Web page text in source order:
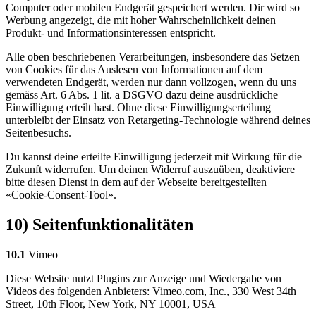
Computer oder mobilen Endgerät gespeichert werden. Dir wird so
Werbung angezeigt, die mit hoher Wahrscheinlichkeit deinen
Produkt- und Informationsinteressen entspricht.
Alle oben beschriebenen Verarbeitungen, insbesondere das Setzen
von Cookies für das Auslesen von Informationen auf dem
verwendeten Endgerät, werden nur dann vollzogen, wenn du uns
gemäss Art. 6 Abs. 1 lit. a DSGVO dazu deine ausdrückliche
Einwilligung erteilt hast. Ohne diese Einwilligungserteilung
unterbleibt der Einsatz von Retargeting-Technologie während deines
Seitenbesuchs.
Du kannst deine erteilte Einwilligung jederzeit mit Wirkung für die
Zukunft widerrufen. Um deinen Widerruf auszuüben, deaktiviere
bitte diesen Dienst in dem auf der Webseite bereitgestellten
«Cookie-Consent-Tool».
10) Seitenfunktionalitäten
10.1 Vimeo
Diese Website nutzt Plugins zur Anzeige und Wiedergabe von
Videos des folgenden Anbieters: Vimeo.com, Inc., 330 West 34th
Street, 10th Floor, New York, NY 10001, USA